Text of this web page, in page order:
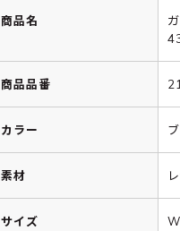
商品名
商品品番
カラー
素材
サイズ